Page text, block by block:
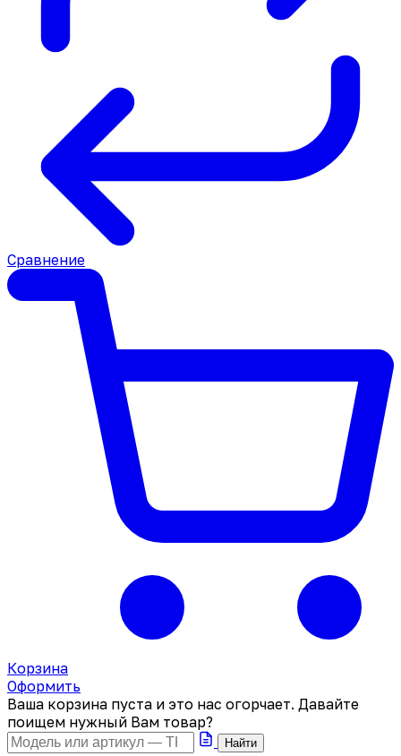
Сравнение
Корзина
Оформить
Ваша корзина пуста и это нас огорчает. Давайте
поищем нужный Вам товар?
Найти